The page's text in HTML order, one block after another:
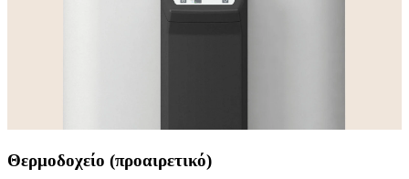
Θερμοδοχείο (προαιρετικό)